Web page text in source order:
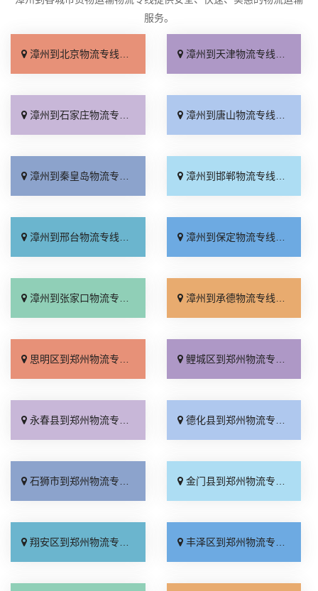
服务。
漳州到北京物流专线_收费标准「服务周到」 漳州到天津物流专线_直达特快专线「需要几天」
漳州到石家庄物流专线_专线快运「全境到达」 漳州到唐山物流专线_高速快运「快速响应」
漳州到秦皇岛物流专线_资质齐全「急你所需」 漳州到邯郸物流专线_全境到达「托运放心」
漳州到邢台物流专线_运价行情「高效快运」 漳州到保定物流专线_准时到货「全程直达」
漳州到张家口物流专线_来电咨询「直通专线」 漳州到承德物流专线_收费标准「合同承运」
思明区到郑州物流专线_运价行情「保证时效」 鲤城区到郑州物流专线_实时跟踪 「实时反馈」
永春县到郑州物流专线_上门提货「诚信为先」 德化县到郑州物流专线_实时反馈「不随意加价」
石狮市到郑州物流专线_运费多少「要多少钱」 金门县到郑州物流专线_零担配货「省事省心」
翔安区到郑州物流专线_门到门配送「专业靠谱」 丰泽区到郑州物流专线_定点发车「全程直达」